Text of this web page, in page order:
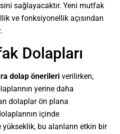
sağlayacaktır. Yeni mutfak
ve fonksiyonellik açısından
Dolapları
dolap önerileri verilirken,
yerine daha
dolaplar ön plana
içinde
bu alanların etkin bir